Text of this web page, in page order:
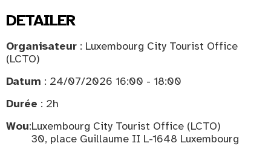
DETAILER
Organisateur : Luxembourg City Tourist Office
(LCTO)
Datum : 24/07/2026 16:00 - 18:00
Durée : 2h
Wou:Luxembourg City Tourist Office (LCTO)
30, place Guillaume II L-1648 Luxembourg